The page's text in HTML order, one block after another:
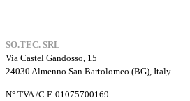
SO.TEC. SRL
Via Castel Gandosso, 15
24030 Almenno San Bartolomeo (BG), Italy
N° TVA /C.F. 01075700169